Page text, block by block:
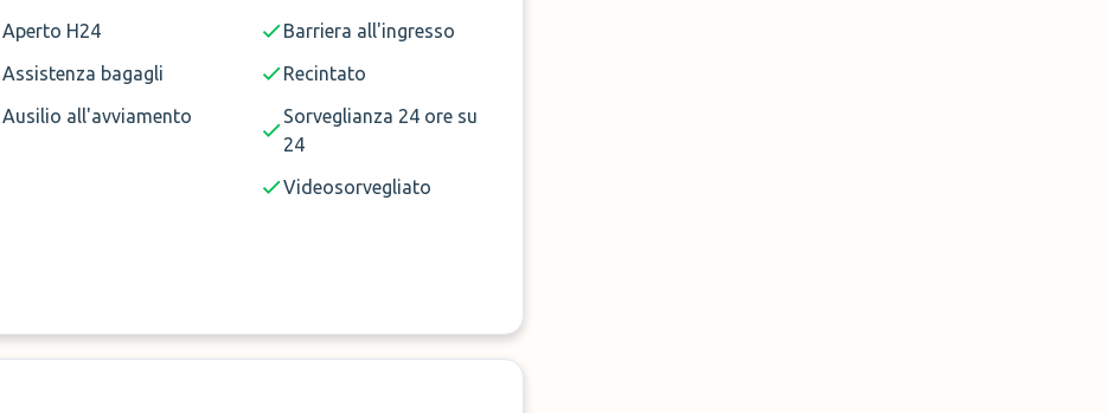
Aperto H24
Assistenza bagagli
Ausilio all'avviamento
Barriera all'ingresso
Recintato
Sorveglianza 24 ore su
24
Videosorvegliato